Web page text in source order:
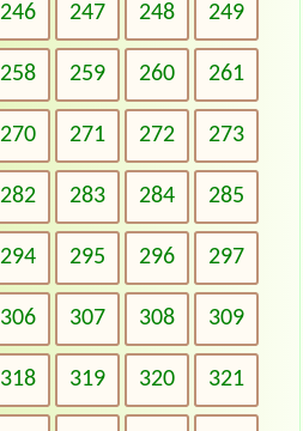
246 247 248 249
258 259 260 261
270 271 272 273
282 283 284 285
294 295 296 297
306 307 308 309
318 319 320 321